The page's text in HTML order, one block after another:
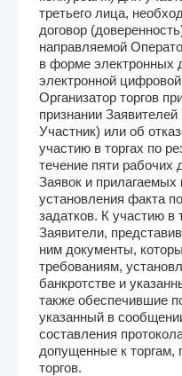
третьего лица,
договор
направляемой
в форме электронных
электронной
Организатор торгов
признании
Участник) или об
участию в торгах по
течение пяти рабочих
Заявок и прилагаемых
установления факта
задатков. К участию в
Заявители,
ним документы,
требованиям,
банкротстве и
также обеспечившие
указанный в
составления
допущенные к торгам,
торгов.